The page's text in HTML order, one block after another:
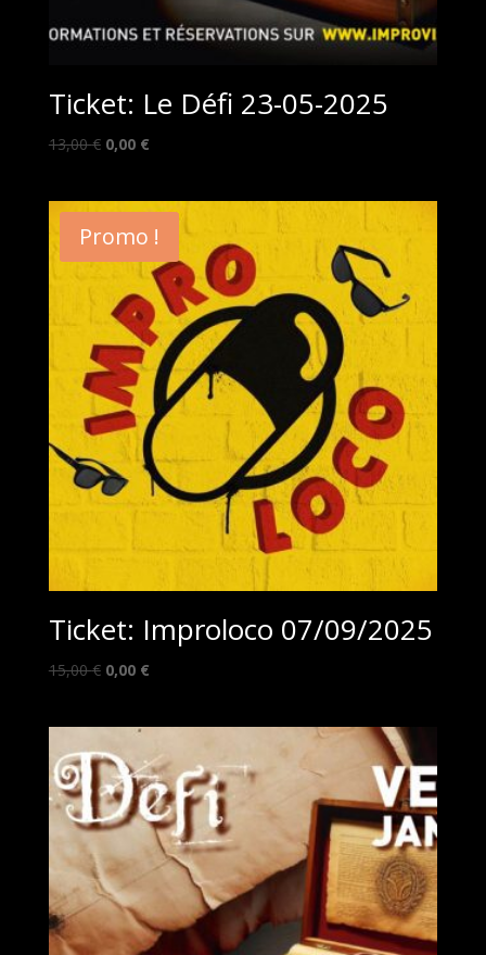
Ticket: Le Défi 23-05-2025
13,00€ Le
était :
13,00 €.
0,00 €Le
est :
0,00 €.
Promo !
Ticket: Improloco 07/09/2025
15,00€ Le
15,00 €.
0,00 €Le
0,00 €.